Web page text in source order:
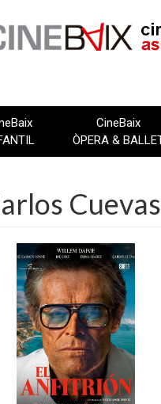
CineBaix
ÒPERA &
Cuevas